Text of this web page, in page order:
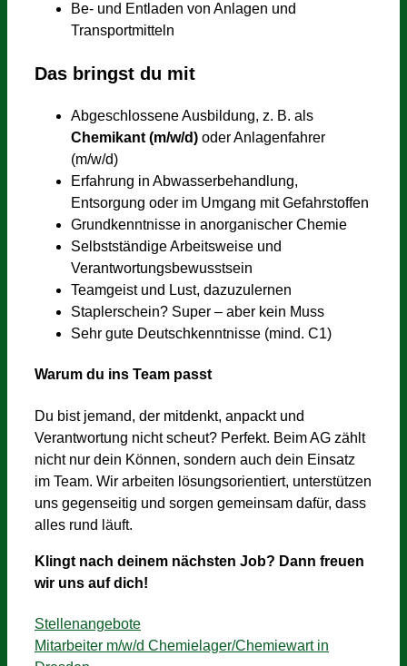
Be- und Entladen von Anlagen und
Transportmitteln
Das bringst du mit
Abgeschlossene Ausbildung, z. B. als
Chemikant (m/w/d) oder Anlagenfahrer
(m/w/d)
Erfahrung in Abwasserbehandlung,
Entsorgung oder im Umgang mit Gefahrstoffen
Grundkenntnisse in anorganischer Chemie
Selbstständige Arbeitsweise und
Verantwortungsbewusstsein
Teamgeist und Lust, dazuzulernen
Staplerschein? Super – aber kein Muss
Sehr gute Deutschkenntnisse (mind. C1)
Warum du ins Team passt
Du bist jemand, der mitdenkt, anpackt und
Verantwortung nicht scheut? Perfekt. Beim AG zählt
nicht nur dein Können, sondern auch dein Einsatz
im Team. Wir arbeiten lösungsorientiert, unterstützen
uns gegenseitig und sorgen gemeinsam dafür, dass
alles rund läuft.
Klingt nach deinem nächsten Job? Dann freuen
wir uns auf dich!
Kategorien
Stellenangebote
Mitarbeiter m/w/d Chemielager/Chemiewart in